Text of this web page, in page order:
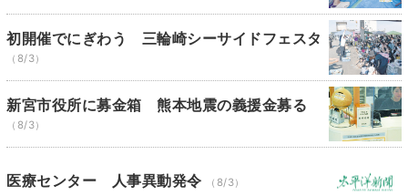
初開催でにぎわう 三輪崎シーサイドフェスタ
（8/3）
新宮市役所に募金箱 熊本地震の義援金募る
（8/3）
医療センター 人事異動発令 （8/3）